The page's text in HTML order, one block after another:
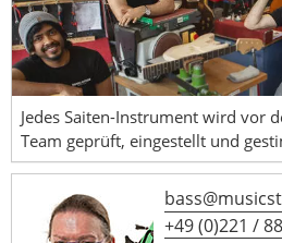
Jedes Saiten-Instrument wird vor
Team geprüft, eingestellt und
+49 (0)221 /